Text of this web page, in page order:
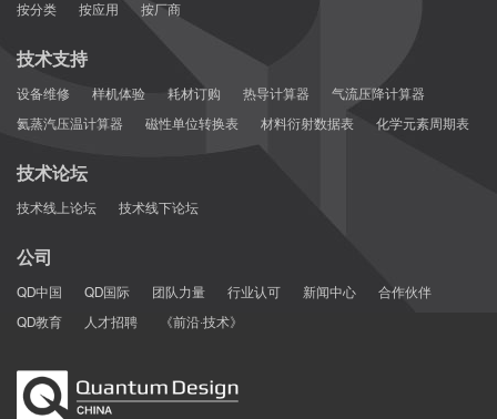
按分类 按应用 按厂商
技术支持
设备维修 样机体验 耗材订购 热导计算器
气流压降计算器
氦蒸汽压温计算器
磁性单位转换表 材料衍射数据表 化学元素周期表
技术论坛
技术线上论坛 技术线下论坛
公司
QD中国 QD国际 团队力量 行业认可 新闻中心
合作伙伴
QD教育
人才招聘 《前沿·技术》